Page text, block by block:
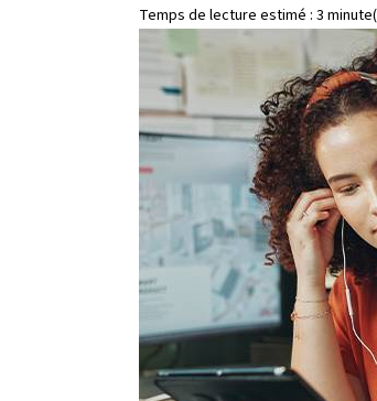
Temps de lecture estimé : 3